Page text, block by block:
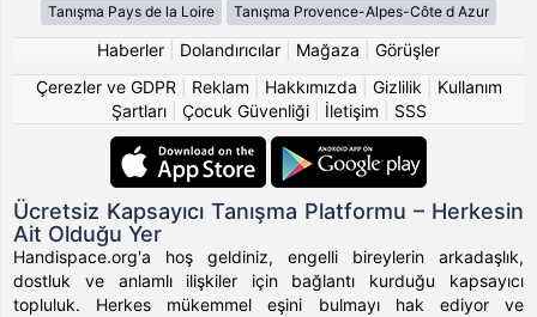
Tanışma Pays de la Loire Tanışma Provence-Alpes-Côte d Azur
Haberler Dolandırıcılar Mağaza
Görüşler
Çerezler ve GDPR
Reklam Hakkımızda Gizlilik
Kullanım
Şartları| Çocuk Güvenliği| İletişim SSS
Ücretsiz Kapsayıcı Tanışma Platformu – Herkesin
Ait Olduğu Yer
Handispace.org'a hoş geldiniz, engelli bireylerin arkadaşlık,
dostluk ve anlamlı ilişkiler için bağlantı kurduğu kapsayıcı
topluluk. Herkes mükemmel eşini bulmayı hak ediyor ve